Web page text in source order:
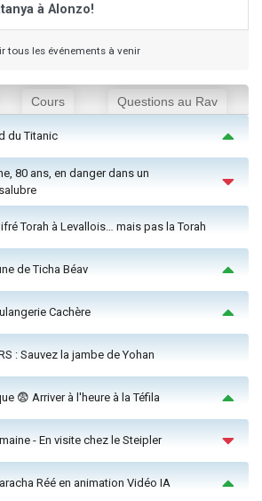
à Alonzo!
tous les événements à venir
Cours Questions au Rav
du Titanic
80 ans, en danger dans un
Torah à Levallois… mais pas la Torah
de Ticha Béav
Cachère
: Sauvez la jambe de Yohan
😨 Arriver à l'heure à la Téfila
- En visite chez le Steipler
Réé en animation Vidéo IA